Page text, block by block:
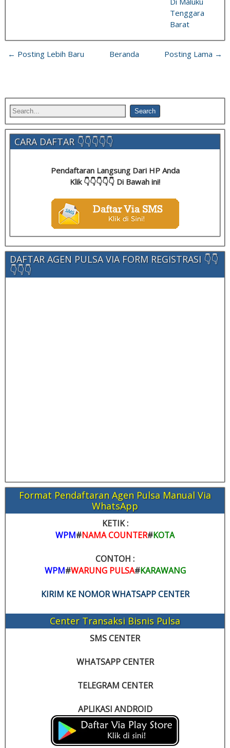
Tenggara
Barat
← Posting Lebih Baru Posting Lama →
Beranda
CARA DAFTAR 👇👇👇👇👇
Pendaftaran Langsung Dari HP Anda
Klik 👇👇👇👇👇 Di Bawah ini!
DAFTAR AGEN PULSA VIA FORM REGISTRASI 👇👇
👇👇👇
Format Pendaftaran Agen Pulsa Manual Via
WhatsApp
KETIK :
WPM#NAMA COUNTER#KOTA
CONTOH :
WPM#WARUNG PULSA#KARAWANG
KIRIM KE NOMOR WHATSAPP CENTER
Center Transaksi Bisnis Pulsa
SMS CENTER
WHATSAPP CENTER
TELEGRAM CENTER
APLIKASI ANDROID